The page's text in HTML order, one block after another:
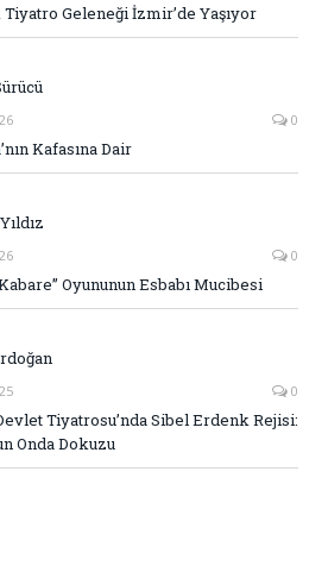
Tiyatro Geleneği İzmir’de Yaşıyor
0
Kafasına Dair
0
Oyununun Esbabı Mucibesi
0
Tiyatrosu’nda Sibel Erdenk Rejisi:
Onda Dokuzu